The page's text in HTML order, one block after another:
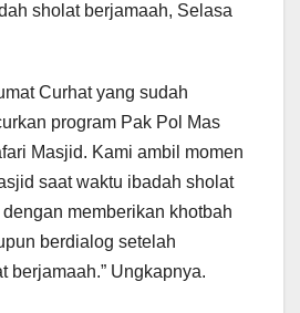
sholat berjamaah, Selasa
Curhat yang sudah
program Pak Pol Mas
Masjid. Kami ambil momen
saat waktu ibadah sholat
memberikan khotbah
berdialog setelah
berjamaah.” Ungkapnya.